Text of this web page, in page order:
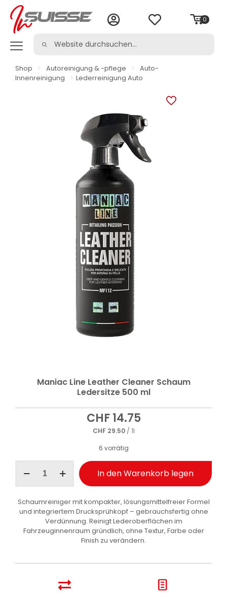
0
Shop > Autoreinigung & -pflege >
Auto-
Innenreinigung
> Lederreinigung Auto
Maniac Line Leather Cleaner Schaum
Ledersitze 500 ml
CHF14.75
CHF29.50/ 1l
6 vorrätig
Line
Schaum
Ledersitze
In den Warenkorb legen
Schaumreiniger mit kompakter, lösungsmittelfreier Formel
und integriertem Drucksprühkopf – gebrauchsfertig ohne
Verdünnung. Reinigt Lederoberflächen im
Fahrzeuginnenraum gründlich, ohne Textur, Farbe oder
Finish zu verändern.